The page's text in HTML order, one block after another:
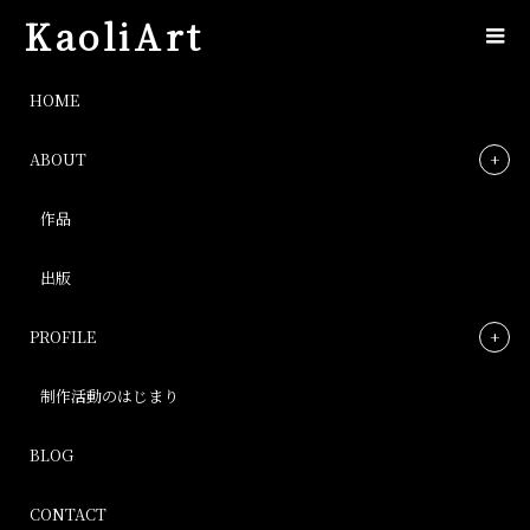
KaoliArt
HOME
ABOUT
作品
出版
PROFILE
制作活動のはじまり
BLOG
CONTACT
IMG_1074
Post